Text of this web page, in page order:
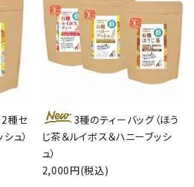
2種セ
ュ）
3種のティーバッグ（ほう
じ茶＆ルイボス＆ハニーブッシ
ュ）
2,000円(税込)